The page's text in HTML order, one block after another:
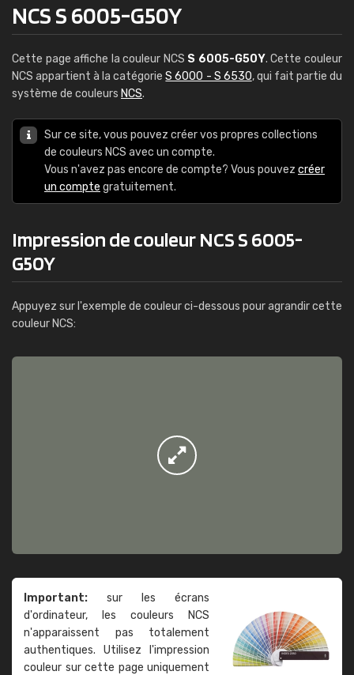
NCS S 6005-G50Y
Cette page affiche la couleur NCS S 6005-G50Y. Cette couleur
NCS appartient à la catégorieS 6000 - S 6530, qui fait partie du
système de couleurs NCS.
Sur ce site, vous pouvez créer vos propres collections
de couleurs NCS avec un compte.
Vous n'avez pas encore de compte? Vous pouvez créer
un compte gratuitement.
Impression de couleur NCS S 6005-
G50Y
Appuyez sur l'exemple de couleur ci-dessous pour agrandir cette
couleur NCS:
Important: sur les écrans
d'ordinateur, les couleurs NCS
n'apparaissent pas totalement
authentiques. Utilisez l'impression
couleur sur cette page uniquement